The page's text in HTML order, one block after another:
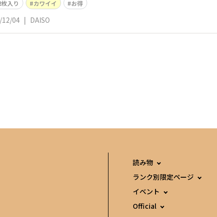
枚入り カワイイ お得
12/04 | DAISO
読み物
ランク別限定ページ
イベント
Official